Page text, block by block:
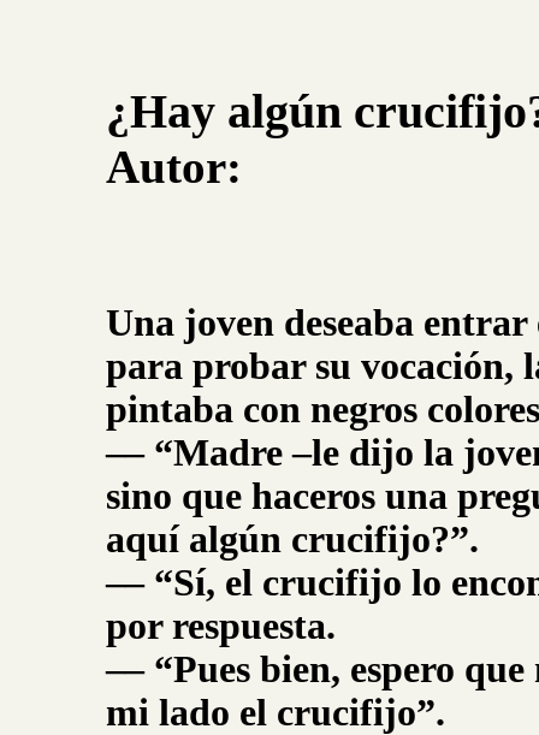
¿Hay algún
Autor:
Una joven deseaba
para probar su vocación,
pintaba con negros
–– “Madre –le dijo la
sino que haceros una
aquí algún crucifijo?”.
–– “Sí, el crucifijo lo
por respuesta.
–– “Pues bien, espero
mi lado el crucifijo”.